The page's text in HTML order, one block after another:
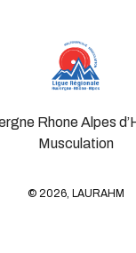
Rhone Alpes
Musculation
© 2026, LAURAHM